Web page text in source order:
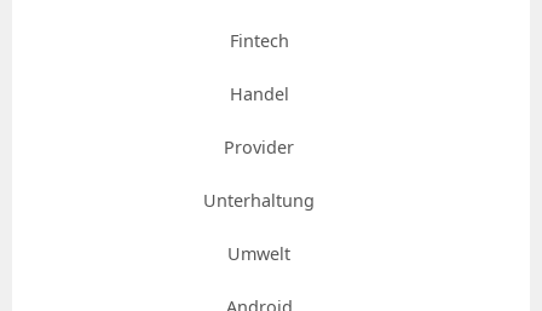
Fintech
Handel
Provider
Unterhaltung
Umwelt